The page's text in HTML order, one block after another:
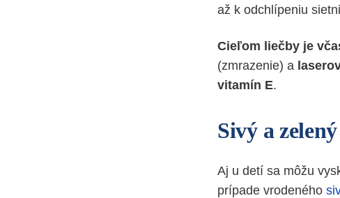
až k odchlípeniu
Cieľom liečby je
(zmrazenie) a
vitamín E.
Sivý a
Aj u detí sa môžu
prípade vrodeného